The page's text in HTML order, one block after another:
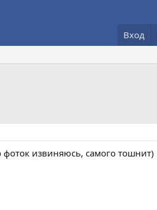
Вход
фоток извиняюсь, самого тошнит)